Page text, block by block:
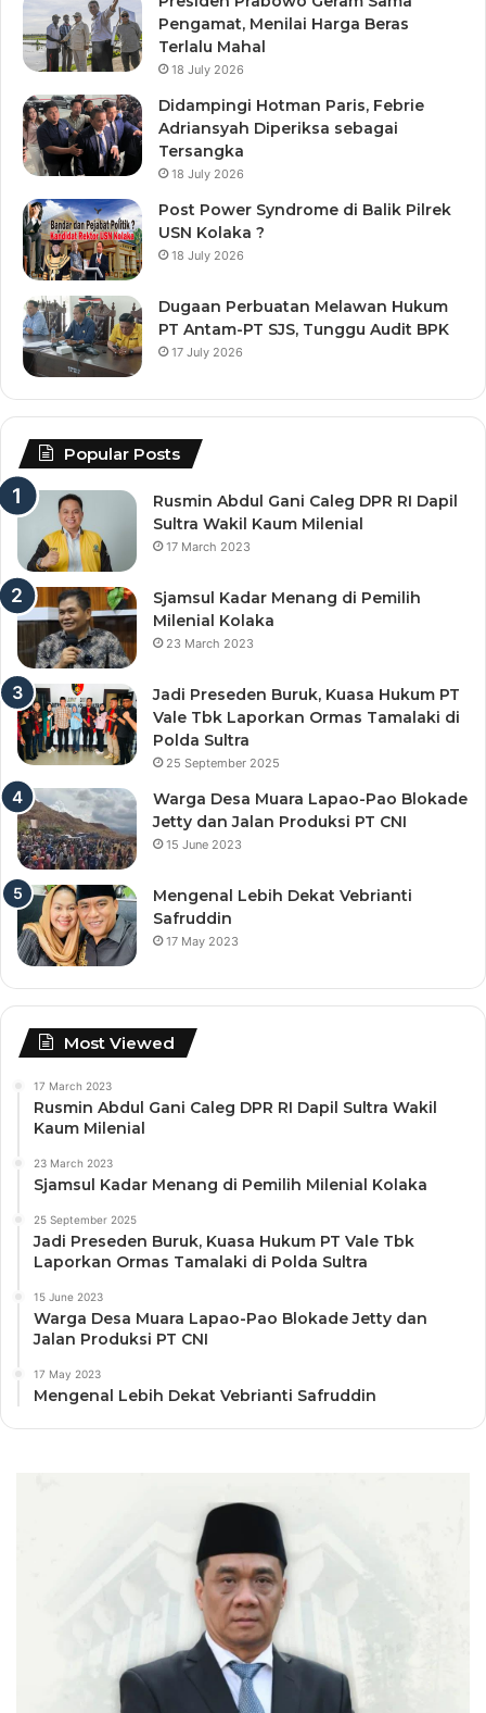
Pengamat, Menilai Harga Beras
Terlalu Mahal
18 July 2026
Didampingi Hotman Paris, Febrie
Adriansyah Diperiksa sebagai
Tersangka
18 July 2026
Post Power Syndrome di Balik Pilrek
USN Kolaka ?
18 July 2026
Dugaan Perbuatan Melawan Hukum
PT Antam-PT SJS, Tunggu Audit BPK
17 July 2026
Popular Posts
Rusmin Abdul Gani Caleg DPR RI Dapil
Sultra Wakil Kaum Milenial
17 March 2023
Sjamsul Kadar Menang di Pemilih
Milenial Kolaka
23 March 2023
Jadi Preseden Buruk, Kuasa Hukum PT
Vale Tbk Laporkan Ormas Tamalaki di
Polda Sultra
25 September 2025
Warga Desa Muara Lapao-Pao Blokade
Jetty dan Jalan Produksi PT CNI
15 June 2023
Mengenal Lebih Dekat Vebrianti
Safruddin
17 May 2023
Most Viewed
17 March 2023
Rusmin Abdul Gani Caleg DPR RI Dapil Sultra Wakil
Kaum Milenial
23 March 2023
Sjamsul Kadar Menang di Pemilih Milenial Kolaka
25 September 2025
Jadi Preseden Buruk, Kuasa Hukum PT Vale Tbk
Laporkan Ormas Tamalaki di Polda Sultra
15 June 2023
Warga Desa Muara Lapao-Pao Blokade Jetty dan
Jalan Produksi PT CNI
17 May 2023
Mengenal Lebih Dekat Vebrianti Safruddin